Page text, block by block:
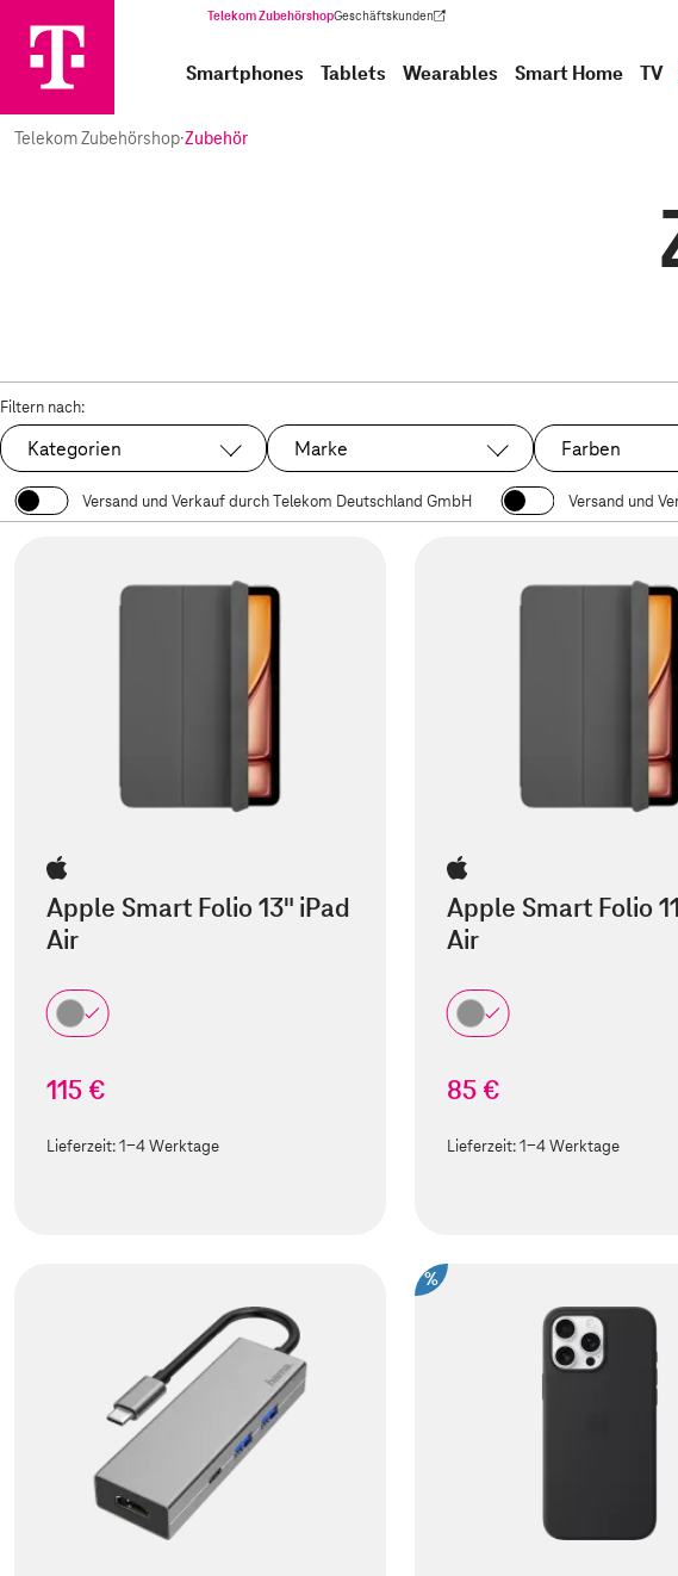
Telekom ZubehörshopGeschäftskunden
(Wird in einem neuen Tab geöffnet)
Smartphones Tablets Wearables Smart Home TV
Telekom Zubehörshop·Zubehör
Filtern nach:
Kategorien Marke Farben
Versand und Verkauf durch Telekom Deutschland GmbH Versand und
Apple Smart Folio 13" iPad
Air
115 €
Lieferzeit:1-4 Werktage
Apple Smart Folio
Air
85 €
Lieferzeit:1-4 Werktage
%